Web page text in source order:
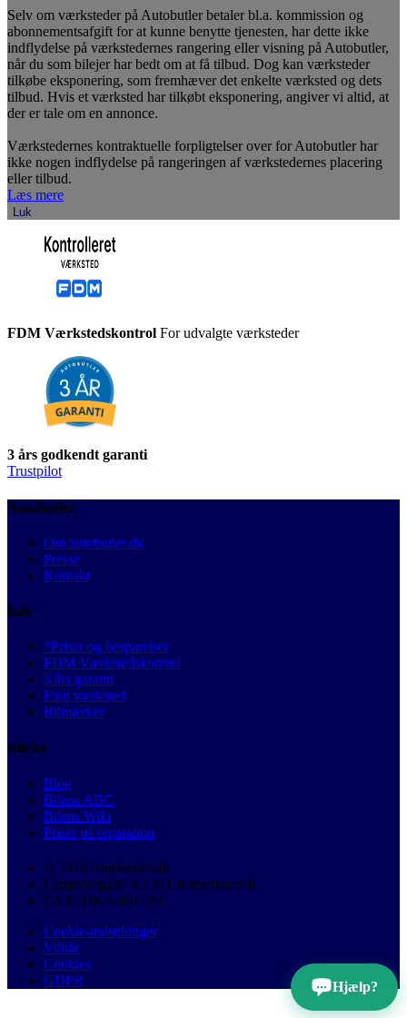
Selv om værksteder på Autobutler betaler bl.a. kommission og
abonnementsafgift for at kunne benytte tjenesten, har dette ikke
indflydelse på værkstedernes rangering eller visning på Autobutler,
når du som bilejer har bedt om at få tilbud. Dog kan værksteder
tilkøbe eksponering, som fremhæver det enkelte værksted og dets
tilbud. Hvis et værksted har tilkøbt eksponering, angiver vi altid, at
der er tale om en annonce.
Værkstedernes kontraktuelle forpligtelser over for Autobutler har
ikke nogen indflydelse på rangeringen af værkstedernes placering
eller tilbud.
Læs mere
Luk
FDM Værkstedskontrol For udvalgte værksteder
3 års godkendt garanti
Trustpilot
Autobutler
Om autobutler.dk
Presse
Kontakt
Info
*Priser og besparelser
FDM Værkstedskontrol
3 års garanti
Find værksted
Bilmærker
Bilråd
Blog
Bilens ABC
Bilens Wiki
Priser på reparation
© 2026 Autobutler.dk
Langebrogade 4, 1411 København K
CVR: DK32891799
Cookie-indstillinger
Vilkår
Cookies
GDPR
Hjælp?